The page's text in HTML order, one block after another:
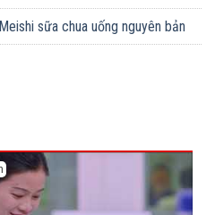
sữa chua uống nguyên bản